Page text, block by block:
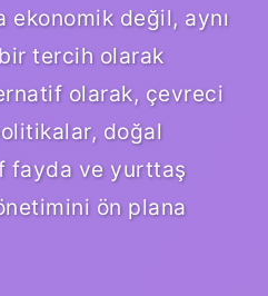
ekonomik değil, aynı
tercih olarak
olarak, çevreci
doğal
fayda ve yurttaş
ön plana